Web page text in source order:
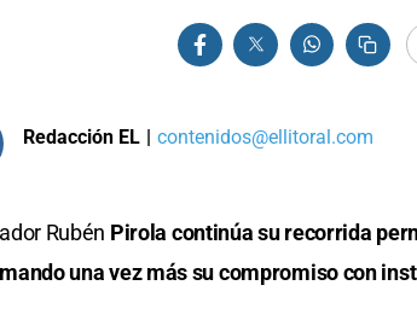
Redacción EL | contenidos@ellitoral.com
Rubén Pirola continúa su recorrida
una vez más su compromiso con